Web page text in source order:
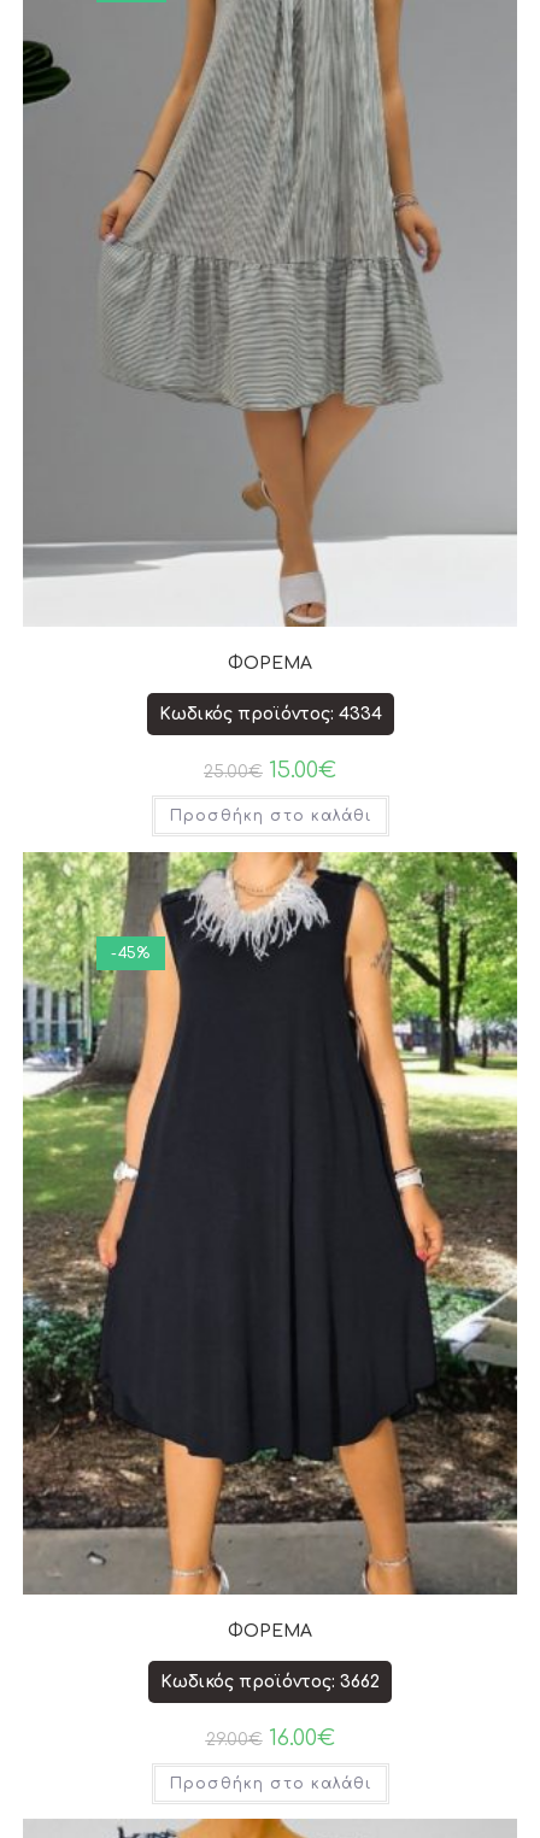
ΦΟΡΕΜΑ
Κωδικός προϊόντος: 4334
25.00€ 15.00€
Προσθήκη στο καλάθι
-45%
ΦΟΡΕΜΑ
Κωδικός προϊόντος: 3662
29.00€ 16.00€
Προσθήκη στο καλάθι